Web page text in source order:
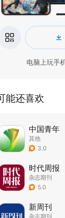
电脑上玩手
能还喜欢
中国青年
其他
3.0
时代周报
杂志期刊
5.0
新周刊
杂志期刊